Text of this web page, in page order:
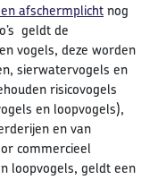
afschermplichtnog
geldt de
vogels, deze worden
sierwatervogels en
risicovogels
en loopvogels),
en van
commercieel
loopvogels, geldt een